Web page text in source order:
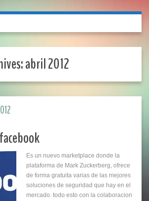
abril 2012
Es un nuevo marketplace donde la
plataforma de Mark Zuckerberg, ofrece
de forma gratuita varias de las mejores
soluciones de seguridad que hay en el
mercado. todo esto con la colaboracion